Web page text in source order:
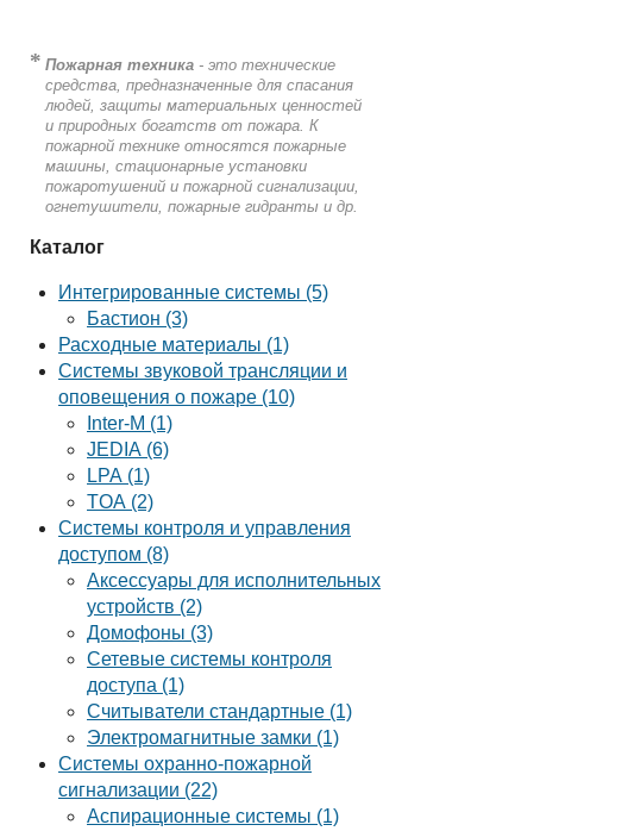
* Пожарная техника - это технические
средства, предназначенные для спасания
людей, защиты материальных ценностей
и природных богатств от пожара. К
пожарной технике относятся пожарные
машины, стационарные установки
пожаротушений и пожарной сигнализации,
огнетушители, пожарные гидранты и др.
Каталог
Интегрированные системы (5)
Бастион (3)
Расходные материалы (1)
Системы звуковой трансляции и
оповещения о пожаре (10)
Inter-M (1)
JEDIA (6)
LPA (1)
TOA (2)
Системы контроля и управления
доступом (8)
Аксессуары для исполнительных
устройств (2)
Домофоны (3)
Сетевые системы контроля
доступа (1)
Считыватели стандартные (1)
Электромагнитные замки (1)
Системы охранно-пожарной
сигнализации (22)
Аспирационные системы (1)